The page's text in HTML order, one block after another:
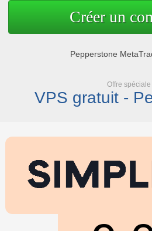
Créer un
Pepperstone
Offre spéciale
VPS gratuit -